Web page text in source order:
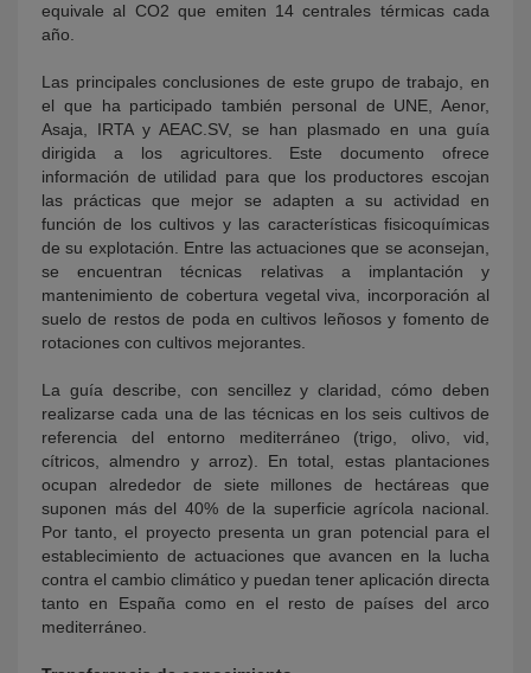
equivale al CO2 que emiten 14 centrales térmicas cada
año.
Las principales conclusiones de este grupo de trabajo, en
el que ha participado también personal de UNE, Aenor,
Asaja, IRTA y AEAC.SV, se han plasmado en una guía
dirigida a los agricultores. Este documento ofrece
información de utilidad para que los productores escojan
las prácticas que mejor se adapten a su actividad en
función de los cultivos y las características fisicoquímicas
de su explotación. Entre las actuaciones que se aconsejan,
se encuentran técnicas relativas a implantación y
mantenimiento de cobertura vegetal viva, incorporación al
suelo de restos de poda en cultivos leñosos y fomento de
rotaciones con cultivos mejorantes.
La guía describe, con sencillez y claridad, cómo deben
realizarse cada una de las técnicas en los seis cultivos de
referencia del entorno mediterráneo (trigo, olivo, vid,
cítricos, almendro y arroz). En total, estas plantaciones
ocupan alrededor de siete millones de hectáreas que
suponen más del 40% de la superficie agrícola nacional.
Por tanto, el proyecto presenta un gran potencial para el
establecimiento de actuaciones que avancen en la lucha
contra el cambio climático y puedan tener aplicación directa
tanto en España como en el resto de países del arco
mediterráneo.